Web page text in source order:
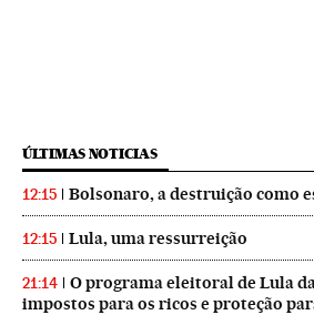
ÚLTIMAS NOTICIAS
12:15 Bolsonaro, a destruição como
12:15 Lula, uma ressurreição
21:14
O programa eleitoral de Lula
impostos para os ricos e proteção